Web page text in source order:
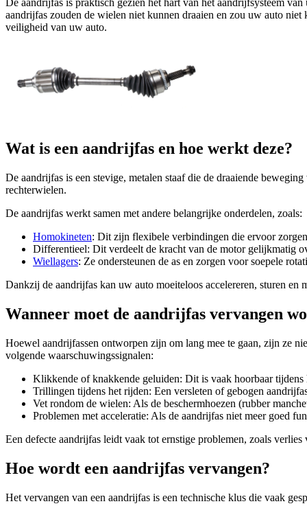
De aandrijfas is praktisch gezien het hart van het aandrijfsysteem
aandrijfas zouden de wielen niet kunnen draaien en zou uw auto
veiligheid van uw auto.
Wat is een aandrijfas en hoe werkt deze?
De aandrijfas is een stevige, metalen staaf die de draaiende
rechterwielen.
De aandrijfas werkt samen met andere belangrijke onderdelen, zoals:
Homokineten: Dit zijn flexibele verbindingen die ervoor
Differentieel: Dit verdeelt de kracht van de motor gelijkmatig
Wiellagers: Ze ondersteunen de as en zorgen voor soepele
Dankzij de aandrijfas kan uw auto moeiteloos accelereren, sturen en
Wanneer moet de aandrijfas vervangen
Hoewel aandrijfassen ontworpen zijn om lang mee te gaan, zijn ze
volgende waarschuwingssignalen:
Klikkende of knakkende geluiden: Dit is vaak hoorbaar
Trillingen tijdens het rijden: Een versleten of gebogen
Vet rondom de wielen: Als de beschermhoezen (rubber
Problemen met acceleratie: Als de aandrijfas niet meer goed
Een defecte aandrijfas leidt vaak tot ernstige problemen, zoals
Hoe wordt een aandrijfas vervangen?
Het vervangen van een aandrijfas is een technische klus die vaak